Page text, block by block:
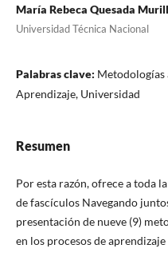
María Rebeca Quesada
Universidad Técnica Nacional
Palabras clave: Metodologías
Aprendizaje, Universidad
Resumen
Por esta razón, ofrece a toda
de fascículos Navegando
presentación de nueve (9)
en los procesos de